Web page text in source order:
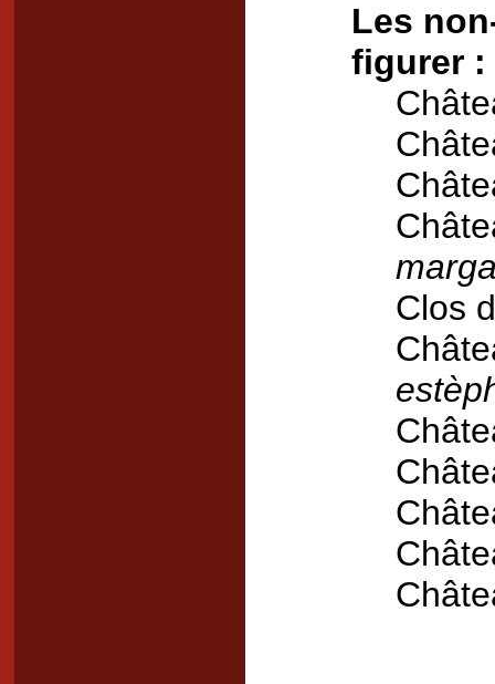
Les
figurer :
Clos